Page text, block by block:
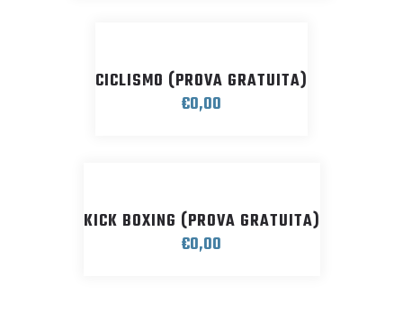
CICLISMO (PROVA GRATUITA)
€0,00
KICK BOXING (PROVA GRATUITA)
€0,00